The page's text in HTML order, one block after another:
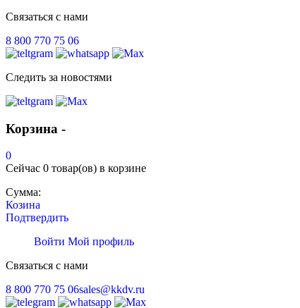
Связаться с нами
8 800 770 75 06
Следить за новостями
Корзина -
0
Сейчас 0 товар(ов) в корзине
Сумма:
Козина
Подтвердить
Войти Мой профиль
Связаться с нами
8 800 770 75 06sales@kkdv.ru